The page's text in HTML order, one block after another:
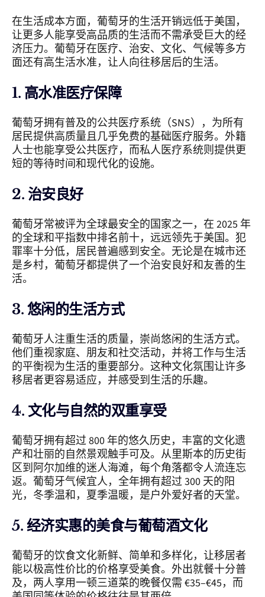
在生活成本方面，葡萄牙的生活开销远低于美国，
让更多人能享受高品质的生活而不需承受巨大的经
济压力。葡萄牙在医疗、治安、文化、气候等多方
面还有高生活水准，让人向往移居后的生活。
1. 高水准医疗保障
葡萄牙拥有普及的公共医疗系统（SNS），为所有
居民提供高质量且几乎免费的基础医疗服务。外籍
人士也能享受公共医疗，而私人医疗系统则提供更
短的等待时间和现代化的设施。
2. 治安良好
葡萄牙常被评为全球最安全的国家之一，在 2025 年
的全球和平指数中排名前十，远远领先于美国。犯
罪率十分低，居民普遍感到安全。无论是在城市还
是乡村，葡萄牙都提供了一个治安良好和友善的生
活。
3. 悠闲的生活方式
葡萄牙人注重生活的质量，崇尚悠闲的生活方式。
他们重视家庭、朋友和社交活动，并将工作与生活
的平衡视为生活的重要部分。这种文化氛围让许多
移居者更容易适应，并感受到生活的乐趣。
4. 文化与自然的双重享受
葡萄牙拥有超过 800 年的悠久历史，丰富的文化遗
产和壮丽的自然景观触手可及。从里斯本的历史街
区到阿尔加维的迷人海滩，每个角落都令人流连忘
返。葡萄牙气候宜人，全年拥有超过 300 天的阳
光，冬季温和，夏季温暖，是户外爱好者的天堂。
5. 经济实惠的美食与葡萄酒文化
葡萄牙的饮食文化新鲜、简单和多样化，让移居者
能以极高性价比的价格享受美食。外出就餐十分普
及，两人享用一顿三道菜的晚餐仅需 €35–€45，而